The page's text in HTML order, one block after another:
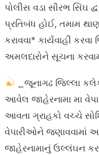
પોલીસ વડા સૌરભ સિંઘ
પ્રતિબંધ હોઈ, તમામ
કરાવવા* કાર્યવાહી
અમલદારોને સૂચના
_જૂનાગઢ જિલ્લા
આવેલ જાહેરનામા મા
આવતા ગ્રાહકો વચ્ચે
વેપારીઓને જણાવવામાં
જાહેરનામાનું ઉલ્લંઘન